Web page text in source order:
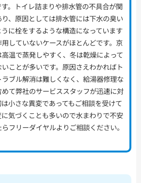
。トイレ詰まりや排水管の不具合が関
、原因としては排水管には下水の臭い
に栓をするような構造になっています
していないケースがほとんどです。京
温で蒸発しやすく、冬は乾燥によって
ことが多いです。原因さえわかればト
ブル解消は難しくなく、給湯器修理な
て弊社のサービススタッフが迅速に対
小さな異変であってもご相談を受けて
気づくことも多いので水まわりで不安
フリーダイヤルよりご相談ください。